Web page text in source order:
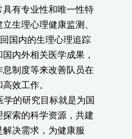
有专业性和唯一性特
生理心理健康监测、
国内的生理心理追踪
内外相关医学成果，
制度等来改善队员在
效工作。
的研究目标就是为国
索的科学资源，共建
决需求，为健康服